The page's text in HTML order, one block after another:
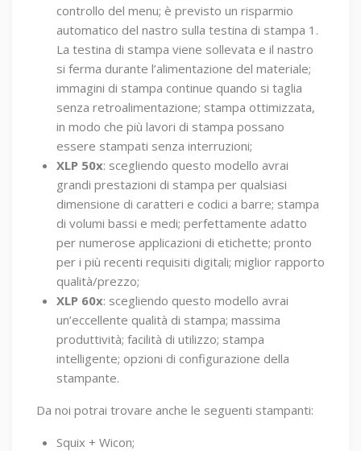
controllo del menu; è previsto un risparmio
automatico del nastro sulla testina di stampa 1.
La testina di stampa viene sollevata e il nastro
si ferma durante l’alimentazione del materiale;
immagini di stampa continue quando si taglia
senza retroalimentazione; stampa ottimizzata,
in modo che più lavori di stampa possano
essere stampati senza interruzioni;
XLP 50x: scegliendo questo modello avrai
grandi prestazioni di stampa per qualsiasi
dimensione di caratteri e codici a barre; stampa
di volumi bassi e medi; perfettamente adatto
per numerose applicazioni di etichette; pronto
per i più recenti requisiti digitali; miglior rapporto
qualità/prezzo;
XLP 60x: scegliendo questo modello avrai
un’eccellente qualità di stampa; massima
produttività; facilità di utilizzo; stampa
intelligente; opzioni di configurazione della
stampante.
Da noi potrai trovare anche le seguenti stampanti:
Squix + Wicon;